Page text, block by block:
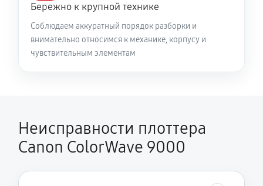
Бережно к крупной технике
Соблюдаем аккуратный порядок разборки и
внимательно относимся к механике, корпусу и
чувствительным элементам
Неисправности плоттера
Canon ColorWave 9000